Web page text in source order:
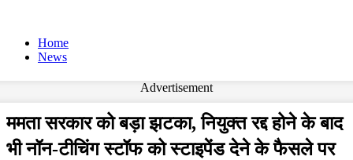
Home
News
Advertisement
ममता सरकार को बड़ा झटका, नियुक्त रद्द होने के बाद
भी नॉन-टीचिंग स्टॉफ को स्टाइपेंड देने के फैसले पर